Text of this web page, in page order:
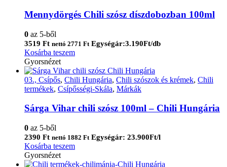
Mennydörgés Chili szósz díszdobozban 100ml
0 az 5-ből
3519 Ft nettó 2771 Ft Egységár:3.190Ft/db
Kosárba teszem
Gyorsnézet
03., Csípős, Chili Hungária, Chili szószok és krémek, Chili
termékek, Csípősségi-Skála, Márkák
Sárga Vihar chili szósz 100ml – Chili Hungária
0 az 5-ből
2390 Ft nettó 1882 Ft Egységár: 23.900Ft/l
Kosárba teszem
Gyorsnézet